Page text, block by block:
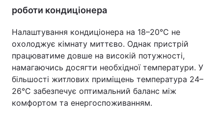
роботи кондиціонера
Налаштування кондиціонера на 18–20°C не
охолоджує кімнату миттєво. Однак пристрій
працюватиме довше на високій потужності,
намагаючись досягти необхідної температури. У
більшості житлових приміщень температура 24–
26°C забезпечує оптимальний баланс між
комфортом та енергоспоживанням.